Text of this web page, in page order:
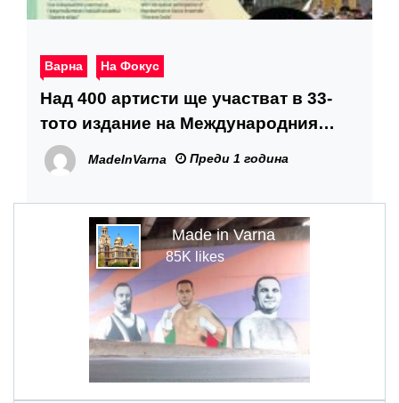
Варна На Фокус
Над 400 артисти ще участват в 33-
тото издание на Международния
фолклорен фестивал „Варненско
лято“
MadeInVarna Преди 1 година
Made in Varna
85K likes